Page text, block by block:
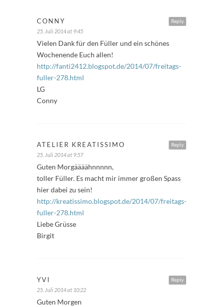
Reply
CONNY
25. Juli 2014 at 9:45
Vielen Dank für den Füller und ein schönes
Wochenende Euch allen!
http://fanti2412.blogspot.de/2014/07/freitags-
fuller-278.html
LG
Conny
Reply
ATELIER KREATISSIMO
25. Juli 2014 at 9:57
Guten Morgäääähnnnnn,
toller Füller. Es macht mir immer großen Spass
hier dabei zu sein!
http://kreatissimo.blogspot.de/2014/07/freitags-
fuller-278.html
Liebe Grüsse
Birgit
Reply
YVI
25. Juli 2014 at 10:22
Guten Morgen